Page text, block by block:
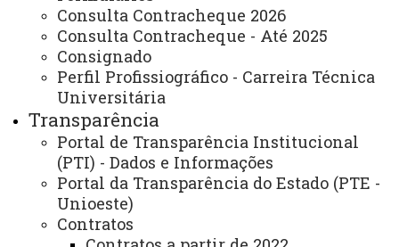
Consulta Contracheque 2026
Consulta Contracheque - Até 2025
Consignado
Perfil Profissiográfico - Carreira Técnica
Universitária
Transparência
Portal de Transparência Institucional
(PTI) - Dados e Informações
Portal da Transparência do Estado (PTE -
Unioeste)
Contratos
Bibliotecas
Identidade Visual
Mapa do Site
Ouvidoria
Portal Office 365
Sistemas
Telefones
Webmail